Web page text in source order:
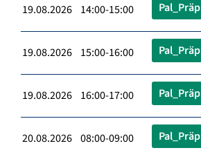
19.08.2026 14:00-15:00 Pal_Präp
19.08.2026 15:00-16:00 Pal_Präp
19.08.2026 16:00-17:00 Pal_Präp
20.08.2026 08:00-09:00 Pal_Präp